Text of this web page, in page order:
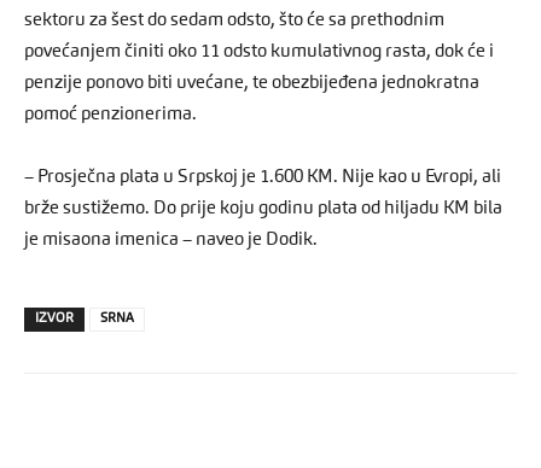
sektoru za šest do sedam odsto, što će sa prethodnim
povećanjem činiti oko 11 odsto kumulativnog rasta, dok će i
penzije ponovo biti uvećane, te obezbijeđena jednokratna
pomoć penzionerima.
– Prosječna plata u Srpskoj je 1.600 KM. Nije kao u Evropi, ali
brže sustižemo. Do prije koju godinu plata od hiljadu KM bila
je misaona imenica – naveo je Dodik.
IZVOR SRNA